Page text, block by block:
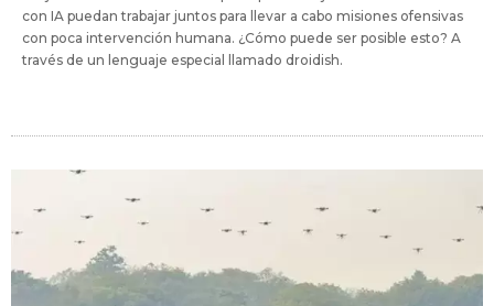
con IA puedan trabajar juntos para llevar a cabo misiones ofensivas
con poca intervención humana. ¿Cómo puede ser posible esto? A
través de un lenguaje especial llamado droidish.